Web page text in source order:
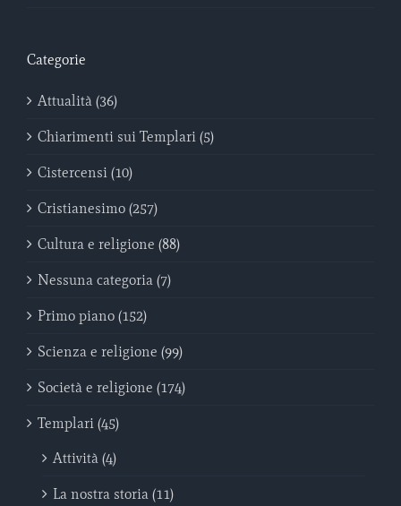
Categorie
Attualità (36)
Chiarimenti sui Templari (5)
Cistercensi (10)
Cristianesimo (257)
Cultura e religione (88)
Nessuna categoria (7)
Primo piano (152)
Scienza e religione (99)
Società e religione (174)
Templari (45)
Attività (4)
La nostra storia (11)